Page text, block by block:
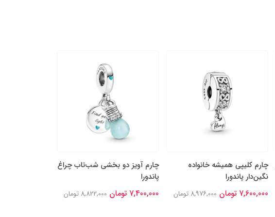
چارم کلیپی همیشه خانواده
نگین‌دار پاندورا
7,600,000 تومان 8,976,000 تومان
چارم آویز دو بخشی شب‌تاب چراغ
پاندورا
7,400,000 تومان 8,822,000 تومان